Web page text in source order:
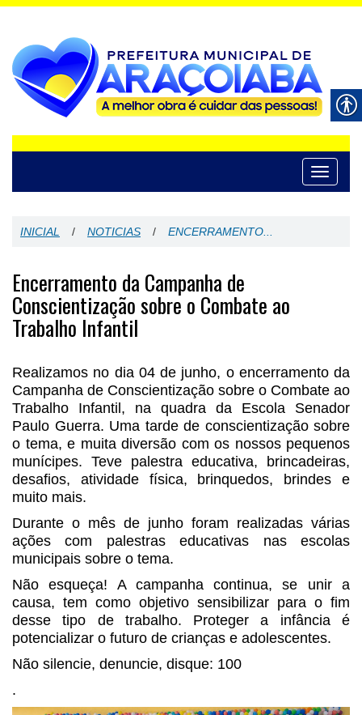
Toggle
INICIAL / NOTICIAS / ENCERRAMENTO...
Encerramento da Campanha de
Conscientização sobre o Combate ao
Trabalho Infantil
Realizamos no dia 04 de junho, o encerramento da
Campanha de Conscientização sobre o Combate ao
Trabalho Infantil, na quadra da Escola Senador
Paulo Guerra. Uma tarde de conscientização sobre
o tema, e muita diversão com os nossos pequenos
munícipes. Teve palestra educativa, brincadeiras,
desafios, atividade física, brinquedos, brindes e
muito mais.
Durante o mês de junho foram realizadas várias
ações com palestras educativas nas escolas
municipais sobre o tema.
Não esqueça! A campanha continua, se unir a
causa, tem como objetivo sensibilizar para o fim
desse tipo de trabalho. Proteger a infância é
potencializar o futuro de crianças e adolescentes.
Não silencie, denuncie, disque: 100
.